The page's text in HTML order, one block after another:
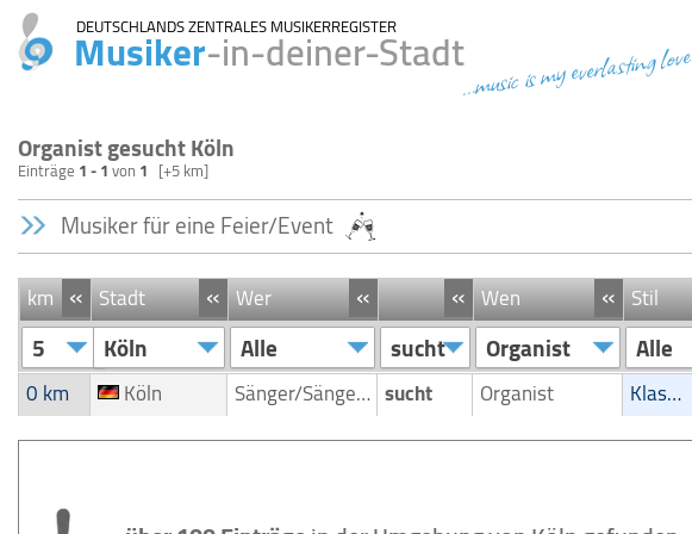
DEUTSCHLANDS ZENTRALES MUSIKERREGISTER
Musiker-in-deiner-Stadt...music is my everlasting love
Organist gesucht Köln
Einträge 1 - 1von 1 [+5 km]
Musiker für eine Feier/Event
km « Stadt « Wer « « Wen « Stil
5 Köln Alle sucht Organist Alle
0 km Köln Sänger/Sängerin sucht Organist Klassik